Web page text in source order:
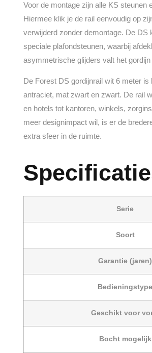
Voor de montage zijn alle KS steunen
Hiermee klik je de rail eenvoudig op
verwijderd zonder demontage. De DS
speciale plafondsteunen, waarbij
asymmetrische glijders valt het
De Forest DS gordijnrail wit 6 meter
antraciet, mat zwart en zwart. De rail
en hotels tot kantoren, winkels,
meer designimpact wil, is er de
extra sfeer in de ruimte.
Serie
Soort
Garantie (jaren)
Bedieningstype
Geschikt voor
Bocht mogelijk